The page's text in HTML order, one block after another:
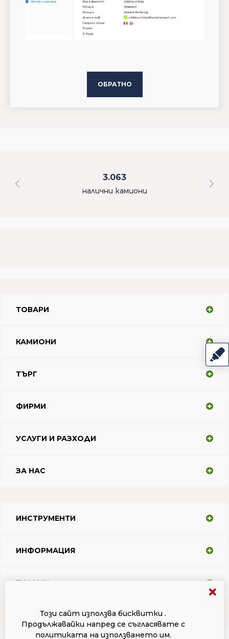
ОБРАТНО
3.063
налични камиони
ТОВАРИ
КАМИОНИ
ТЪРГ
ФИРМИ
УСЛУГИ И РАЗХОДИ
ЗА НАС
ИНСТРУМЕНТИ
ИНФОРМАЦИЯ
ПОМОЩ
Условия за ползване Поверителност Регистрирани марки Dacodasoft
Този сайт използва бисквитки .
Продължавайки напред се съгласявате с
политиката на използването им.